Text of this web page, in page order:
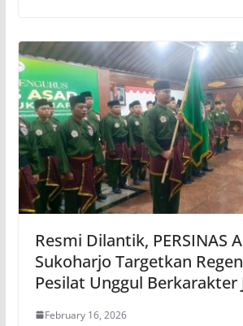
Resmi Dilantik, PERSINAS
Sukoharjo Targetkan
Pesilat Unggul Berkarakter
February 16, 2026